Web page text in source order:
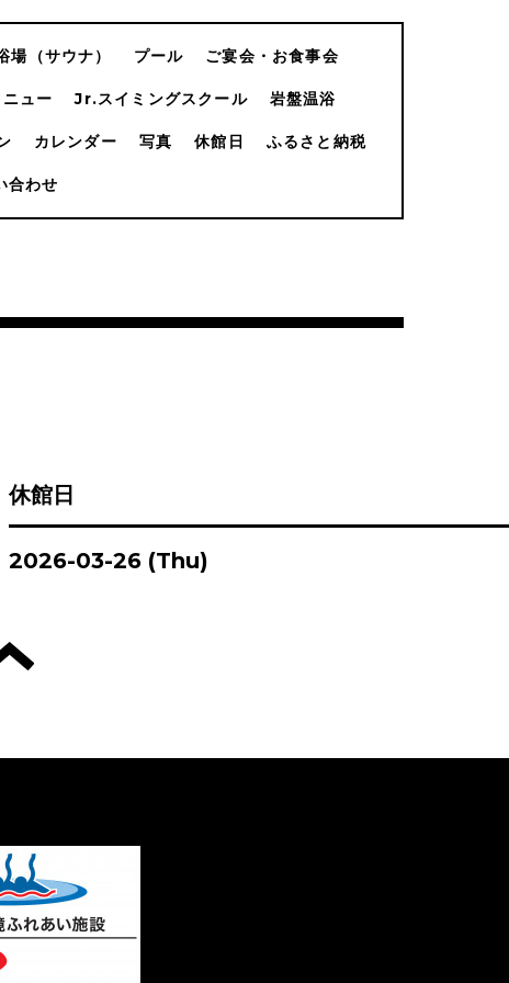
場（サウナ） プール ご宴会・お食事会
ュー Jr.スイミングスクール 岩盤温浴
カレンダー 写真 休館日 ふるさと納税
合わせ
休館日
2026-03-26 (Thu)